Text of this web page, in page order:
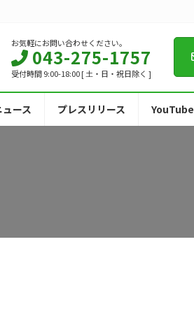
お気軽にお問い合わせください。
043-275-1757
受付時間 9:00-18:00 [ 土・日・祝日除く ]
ース プレスリリース YouTube